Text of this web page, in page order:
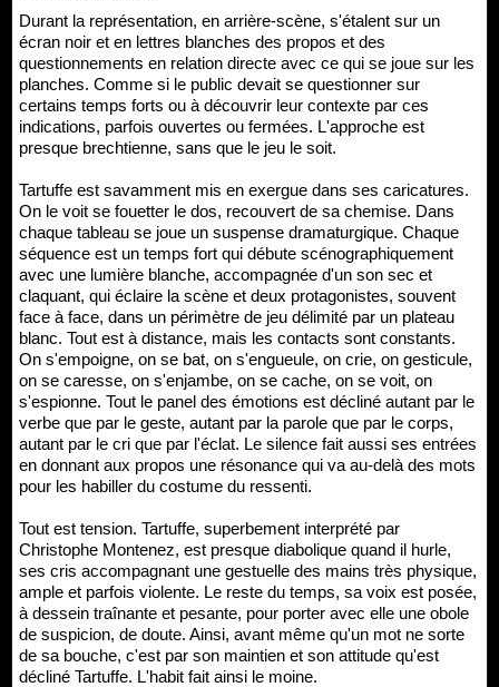
Durant la représentation, en arrière-scène, s'étalent sur un
écran noir et en lettres blanches des propos et des
questionnements en relation directe avec ce qui se joue sur les
planches. Comme si le public devait se questionner sur
certains temps forts ou à découvrir leur contexte par ces
indications, parfois ouvertes ou fermées. L'approche est
presque brechtienne, sans que le jeu le soit.
Tartuffe est savamment mis en exergue dans ses caricatures.
On le voit se fouetter le dos, recouvert de sa chemise. Dans
chaque tableau se joue un suspense dramaturgique. Chaque
séquence est un temps fort qui débute scénographiquement
avec une lumière blanche, accompagnée d'un son sec et
claquant, qui éclaire la scène et deux protagonistes, souvent
face à face, dans un périmètre de jeu délimité par un plateau
blanc. Tout est à distance, mais les contacts sont constants.
On s'empoigne, on se bat, on s'engueule, on crie, on gesticule,
on se caresse, on s'enjambe, on se cache, on se voit, on
s'espionne. Tout le panel des émotions est décliné autant par le
verbe que par le geste, autant par la parole que par le corps,
autant par le cri que par l'éclat. Le silence fait aussi ses entrées
en donnant aux propos une résonance qui va au-delà des mots
pour les habiller du costume du ressenti.
Tout est tension. Tartuffe, superbement interprété par
Christophe Montenez, est presque diabolique quand il hurle,
ses cris accompagnant une gestuelle des mains très physique,
ample et parfois violente. Le reste du temps, sa voix est posée,
à dessein traînante et pesante, pour porter avec elle une obole
de suspicion, de doute. Ainsi, avant même qu'un mot ne sorte
de sa bouche, c'est par son maintien et son attitude qu'est
décliné Tartuffe. L'habit fait ainsi le moine.